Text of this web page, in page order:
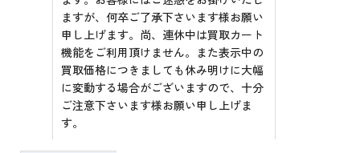
ますが、何卒ご了承下さいます様お願い
申し上げます。尚、連休中は買取カート
機能をご利用頂けません。また表示中の
買取価格につきましても休み明けに大幅
に変動する場合がございますので、十分
ご注意下さいます様お願い申し上げま
す。